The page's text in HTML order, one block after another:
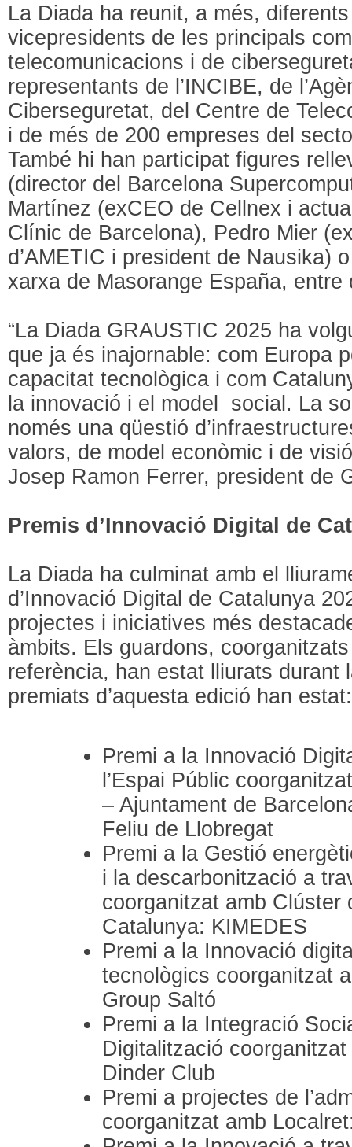
La Diada ha reunit, a més,
vicepresidents de les principals
telecomunicacions i de
representants de l’INCIBE, de
Ciberseguretat, del Centre de
i de més de 200 empreses del
També hi han participat figures
(director del Barcelona
Martínez (exCEO de Cellnex i
Clínic de Barcelona), Pedro Mier
d’AMETIC i president de Nausika)
xarxa de Masorange España, entre
“La Diada GRAUSTIC 2025 ha
que ja és inajornable: com Europa
capacitat tecnològica i com
la innovació i el model social. La
només una qüestió
valors, de model econòmic i de
Josep Ramon Ferrer, president de
Premis d’Innovació Digital de
La Diada ha culminat amb el
d’Innovació Digital de Catalunya
projectes i iniciatives més
àmbits. Els guardons,
referència, han estat lliurats durant
premiats d’aquesta edició han estat:
Premi a la Innovació
l’Espai Públic
– Ajuntament de
Feliu de Llobregat
Premi a la Gestió
i la descarbonització a
coorganitzat amb Clúster
Catalunya: KIMEDES
Premi a la Innovació
tecnològics coorganitzat
Group Saltó
Premi a la Integració
Digitalització
Dinder Club
Premi a projectes de
coorganitzat amb